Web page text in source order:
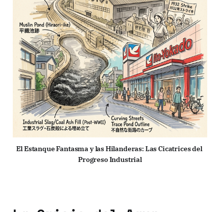
El Estanque Fantasma y las Hilanderas: Las Cicatrices del
Progreso Industrial